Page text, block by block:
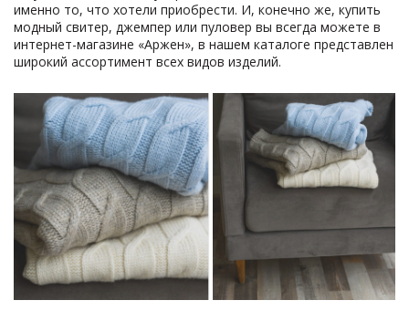
именно то, что хотели приобрести. И, конечно же, купить
модный свитер, джемпер или пуловер вы всегда можете в
интернет-магазине «Аржен», в нашем каталоге представлен
широкий ассортимент всех видов изделий.